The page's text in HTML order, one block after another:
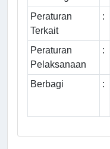
Peraturan
Terkait
:
Peraturan
Pelaksanaan
:
Berbagi :